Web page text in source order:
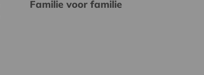
Familie voor familie